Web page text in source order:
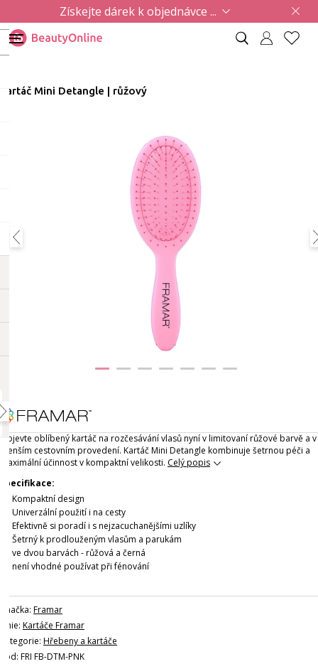
Získejte dárek k objednávce ...
Kartáč Mini Detangle | růžový
Objevte oblíbený kartáč na rozčesávání vlasů nyní v limitovaní růžové barvě a v
menším cestovním provedení. Kartáč Mini Detangle kombinuje šetrnou péči a
maximální účinnost v kompaktní velikosti. Celý popis
Specifikace:
Kompaktní design
Univerzální použití i na cesty
Efektivně si poradí i s nejzacuchanějšími uzlíky
Šetrný k prodlouženým vlasům a parukám
ve dvou barvách - růžová a černá
není vhodné používat při fénování
Značka: Framar
Linie: Kartáče Framar
Kategorie: Hřebeny a kartáče
Kód: FRI FB-DTM-PNK